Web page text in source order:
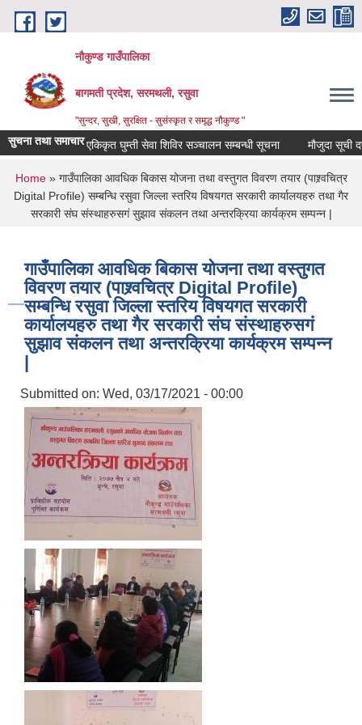
Skip to main content
नौकुण्ड गाउँपालिका
बागमती प्रदेश, सरमथली, रसुवा
"सुन्दर, सुखी, सुरक्षित - सुसंस्कृत र समृद्ध नौकुण्ड "
सुचना तथा समाचारएकिकृत घुम्ती सेवा शिविर सञ्‍चालन सम्बन्धी सूचना मौजुदा सूची
You are here
Home» गाउँपालिका आवधिक बिकास योजना तथा वस्तुगत विवरण तयार (पाश्र्वचित्र
Digital Profile) सम्बन्धि रसुवा जिल्ला स्तरिय विषयगत सरकारी कार्यालयहरु तथा गैर
सरकारी संघ संस्थाहरुसगं सुझाव संकलन तथा अन्तरक्रिया कार्यक्रम सम्पन्न |
गाउँपालिका आवधिक बिकास योजना तथा वस्तुगत
विवरण तयार (पाश्र्वचित्र Digital Profile)
सम्बन्धि रसुवा जिल्ला स्तरिय विषयगत सरकारी
कार्यालयहरु तथा गैर सरकारी संघ संस्थाहरुसगं
सुझाव संकलन तथा अन्तरक्रिया कार्यक्रम सम्पन्न
Submitted on: Wed, 03/17/2021 - 00:00